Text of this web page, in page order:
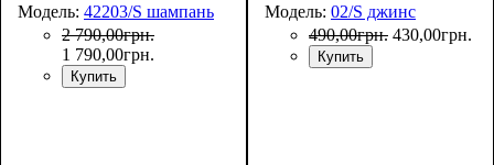
Модель: 42203/S шампань
2 790,00грн.
1 790,00грн.
Купить
Модель: 02/S джинс
490,00грн. 430,00грн.
Купить